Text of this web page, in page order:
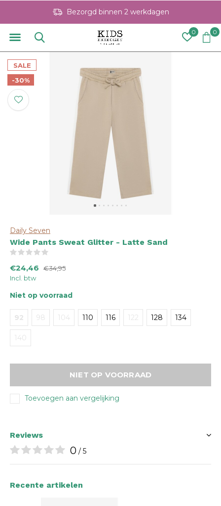
0 0
Bezorgd binnen 2 werkdagen
SALE
-30%
Daily Seven
Wide Pants Sweat Glitter - Latte Sand
€24,46
€34,95
Incl. btw
Niet op voorraad
92 98 104 110 116 122 128 134
140
NIET OP VOORRAAD
Toevoegen aan vergelijking
Reviews
0 / 5
Recente artikelen